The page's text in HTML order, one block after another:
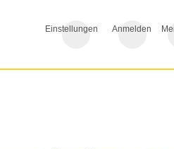
Einstellungen Anmelden